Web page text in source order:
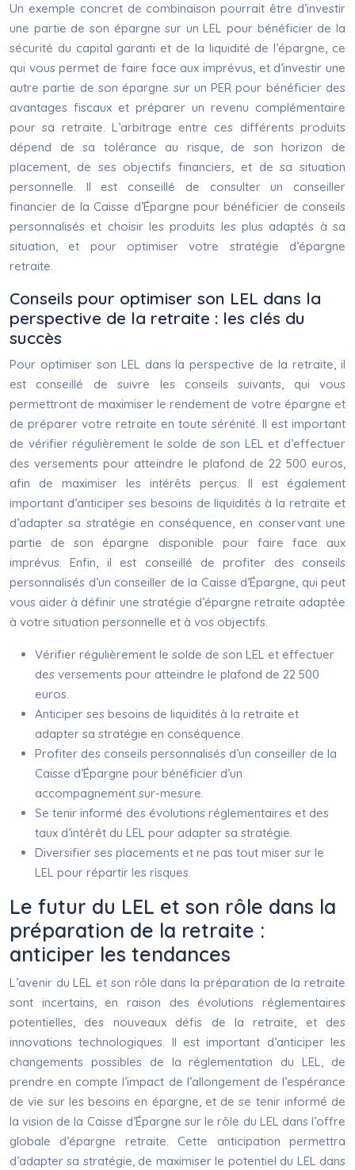
Un exemple concret de combinaison pourrait être d’investir
une partie de son épargne sur un LEL pour bénéficier de la
sécurité du capital garanti et de la liquidité de l’épargne, ce
qui vous permet de faire face aux imprévus, et d’investir une
autre partie de son épargne sur un PER pour bénéficier des
avantages fiscaux et préparer un revenu complémentaire
pour sa retraite. L’arbitrage entre ces différents produits
dépend de sa tolérance au risque, de son horizon de
placement, de ses objectifs financiers, et de sa situation
personnelle. Il est conseillé de consulter un conseiller
financier de la Caisse d’Épargne pour bénéficier de conseils
personnalisés et choisir les produits les plus adaptés à sa
situation, et pour optimiser votre stratégie d’épargne
retraite.
Conseils pour optimiser son LEL dans la
perspective de la retraite : les clés du
succès
Pour optimiser son LEL dans la perspective de la retraite, il
est conseillé de suivre les conseils suivants, qui vous
permettront de maximiser le rendement de votre épargne et
de préparer votre retraite en toute sérénité. Il est important
de vérifier régulièrement le solde de son LEL et d’effectuer
des versements pour atteindre le plafond de 22 500 euros,
afin de maximiser les intérêts perçus. Il est également
important d’anticiper ses besoins de liquidités à la retraite et
d’adapter sa stratégie en conséquence, en conservant une
partie de son épargne disponible pour faire face aux
imprévus. Enfin, il est conseillé de profiter des conseils
personnalisés d’un conseiller de la Caisse d’Épargne, qui peut
vous aider à définir une stratégie d’épargne retraite adaptée
à votre situation personnelle et à vos objectifs.
Vérifier régulièrement le solde de son LEL et effectuer
des versements pour atteindre le plafond de 22 500
euros.
Anticiper ses besoins de liquidités à la retraite et
adapter sa stratégie en conséquence.
Profiter des conseils personnalisés d’un conseiller de la
Caisse d’Épargne pour bénéficier d’un
accompagnement sur-mesure.
Se tenir informé des évolutions réglementaires et des
taux d’intérêt du LEL pour adapter sa stratégie.
Diversifier ses placements et ne pas tout miser sur le
LEL pour répartir les risques.
Le futur du LEL et son rôle dans la
préparation de la retraite :
anticiper les tendances
L’avenir du LEL et son rôle dans la préparation de la retraite
sont incertains, en raison des évolutions réglementaires
potentielles, des nouveaux défis de la retraite, et des
innovations technologiques. Il est important d’anticiper les
changements possibles de la réglementation du LEL, de
prendre en compte l’impact de l’allongement de l’espérance
de vie sur les besoins en épargne, et de se tenir informé de
la vision de la Caisse d’Épargne sur le rôle du LEL dans l’offre
globale d’épargne retraite. Cette anticipation permettra
d’adapter sa stratégie, de maximiser le potentiel du LEL dans